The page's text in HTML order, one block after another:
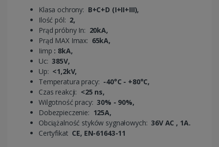
Klasa ochrony: B+C+D (I+II+III),
Ilość pól: 2,
Prąd próbny In: 20kA,
Prąd MAX Imax: 65kA,
Iimp : 8kA,
Uc:385V,
Up: <1,2kV,
Temperatura pracy: -40°C - +80°C,
Czas reakcji: <25 ns,
Wilgotność pracy:30% - 90%,
Dobezpieczenie: 125A,
Obciążalność styków sygnałowych:36V AC , 1A.
Certyfikat CE, EN-61643-11